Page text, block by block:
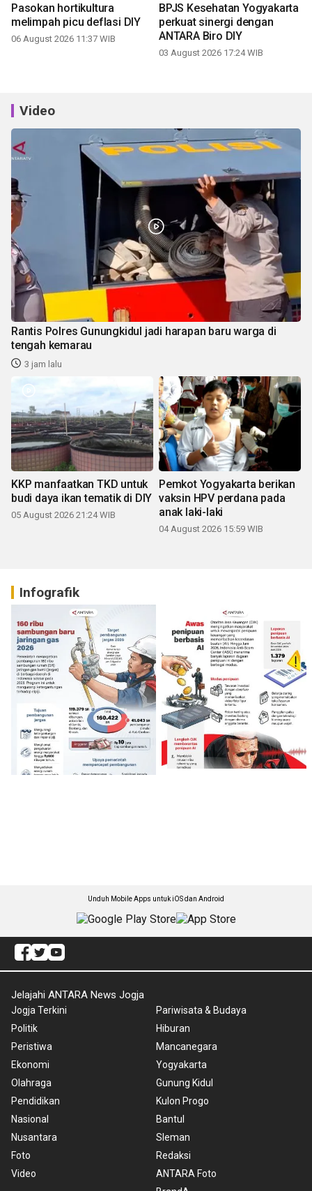
Pasokan hortikultura
melimpah picu deflasi DIY
06 August 2026 11:37 WIB
BPJS Kesehatan Yogyakarta
perkuat sinergi dengan
ANTARA Biro DIY
03 August 2026 17:24 WIB
Video
Rantis Polres Gunungkidul jadi harapan baru warga di
tengah kemarau
3 jam lalu
KKP manfaatkan TKD untuk
budi daya ikan tematik di DIY
05 August 2026 21:24 WIB
Pemkot Yogyakarta berikan
vaksin HPV perdana pada
anak laki-laki
04 August 2026 15:59 WIB
Infografik
Unduh Mobile Apps untuk iOS dan Android
Jelajahi ANTARA News Jogja
Jogja Terkini
Politik
Peristiwa
Ekonomi
Olahraga
Pendidikan
Nasional
Nusantara
Foto
Video
Pariwisata & Budaya
Hiburan
Mancanegara
Yogyakarta
Gunung Kidul
Kulon Progo
Bantul
Sleman
Redaksi
ANTARA Foto